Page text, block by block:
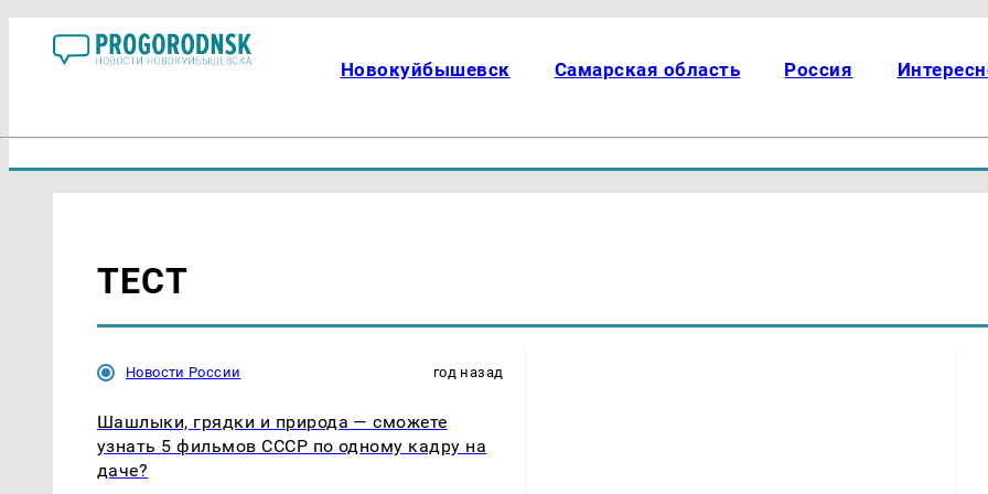
Новокуйбышевск Самарская область Россия
ТЕСТ
Новости России год назад
Шашлыки, грядки и природа — сможете
узнать 5 фильмов СССР по одному кадру на
даче?